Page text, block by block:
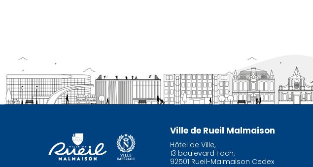
Ville de Rueil Malmaison
Hôtel de Ville,
13 boulevard Foch,
92501 Rueil-Malmaison Cedex